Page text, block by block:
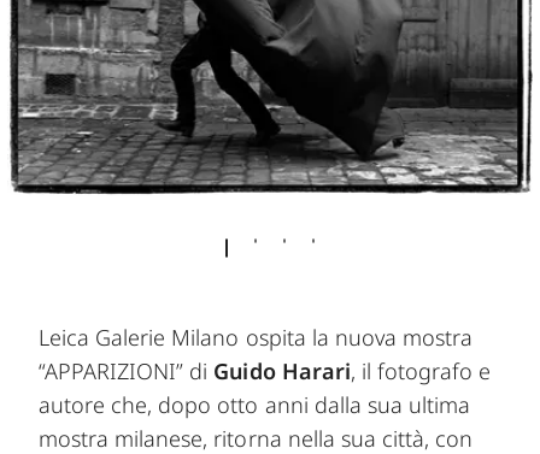
Leica Galerie Milano ospita la nuova mostra
“APPARIZIONI” di Guido Harari, il fotografo e
autore che, dopo otto anni dalla sua ultima
mostra milanese, ritorna nella sua città, con